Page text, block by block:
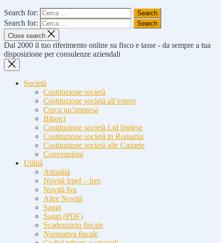
Search for:
Search for:
Close search
Dal 2000 il tuo riferimento online su fisco e tasse - da sempre a tua
disposizione per consulenze aziendali
Società
Costituzione società
Costituzione società all’estero
Cerca un’impresa
Bilanci
Costituzione società Ltd Inglese
Costituzione società in Romania
Costituzione società alle Canarie
Convenzioni
Utilità
Attualità
Novità Irpef – Ires
Novità Iva
Altre Novità
Saggi
Saggi (PDF)
Scadenzario fiscale
Normativa fiscale